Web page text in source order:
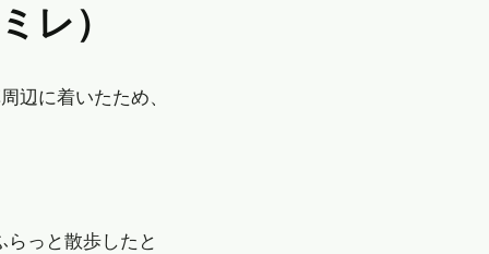
レ）
辺に着いたため、
っと散歩したと